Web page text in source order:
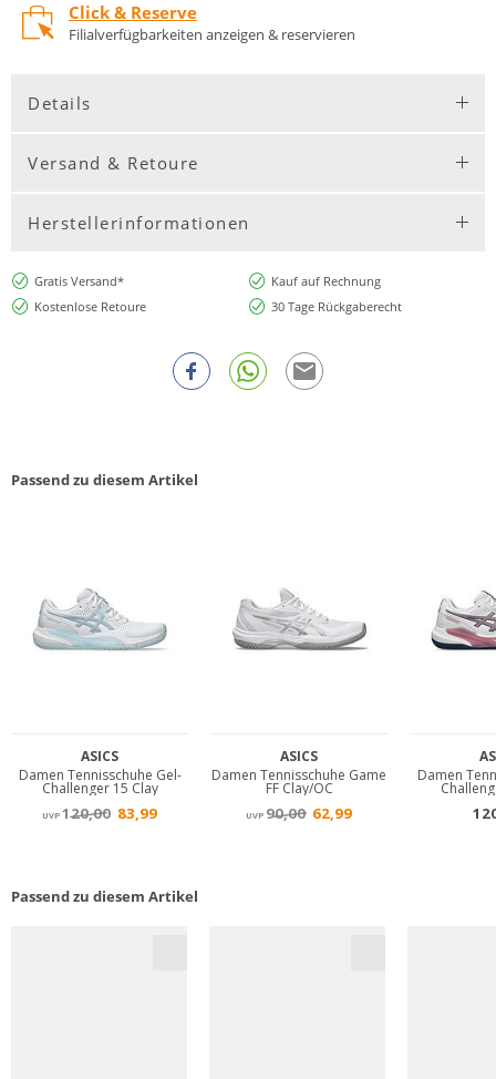
Click & Reserve
Filialverfügbarkeiten anzeigen & reservieren
Details
Versand & Retoure
Herstellerinformationen
Gratis Versand*
Kauf auf Rechnung
Kostenlose Retoure
30 Tage Rückgaberecht
Passend zu diesem Artikel
Passend zu diesem Artikel